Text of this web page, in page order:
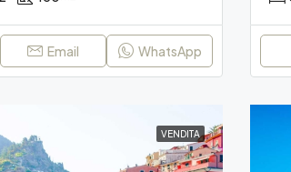
Email WhatsApp
VENDITA